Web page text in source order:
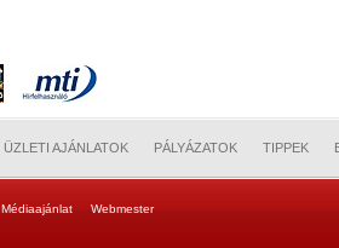
ÜZLETI AJÁNLATOK PÁLYÁZATOK TIPPEK
Médiaajánlat Webmester